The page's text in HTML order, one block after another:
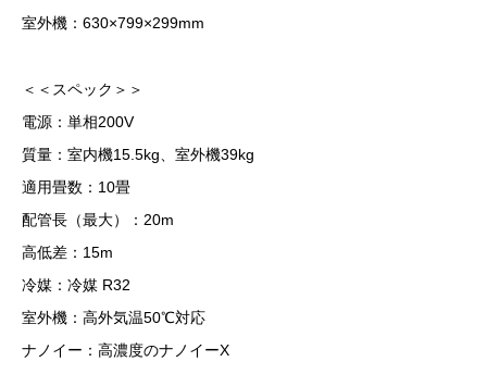
室外機：630×799×299mm
＜＜スペック＞＞
電源：単相200V
質量：室内機15.5kg、室外機39kg
適用畳数：10畳
配管長（最大）：20m
高低差：15m
冷媒：冷媒 R32
室外機：高外気温50℃対応
ナノイー：高濃度のナノイーX